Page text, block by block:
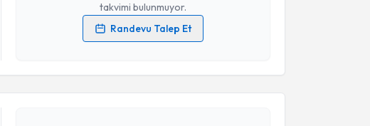
takvimi bulunmuyor.
Randevu Talep Et
Kişisel verilerimin işlenmesine ilişkinAydınlatma Metni
işlenmesini kabul ediyorum.
Randevu Takvimi Talebi
Aile Danışmanı Aysun Polat